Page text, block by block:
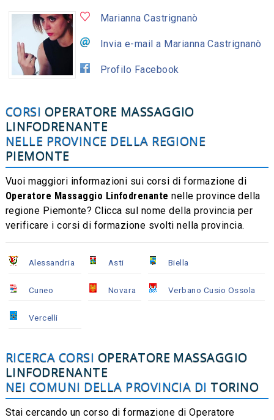
Marianna Castrignanò
Invia e-mail a Marianna Castrignanò
Profilo Facebook
CORSI OPERATORE MASSAGGIO
LINFODRENANTE
NELLE PROVINCE DELLA REGIONE
PIEMONTE
Vuoi maggiori informazioni sui corsi di formazione di
Operatore Massaggio Linfodrenante nelle province della
regione Piemonte? Clicca sul nome della provincia per
verificare i corsi di formazione svolti nella provincia.
Alessandria Asti Biella
Cuneo Novara Verbano Cusio Ossola
Vercelli
RICERCA CORSI OPERATORE MASSAGGIO
LINFODRENANTE
NEI COMUNI DELLA PROVINCIA DI TORINO
Stai cercando un corso di formazione di Operatore